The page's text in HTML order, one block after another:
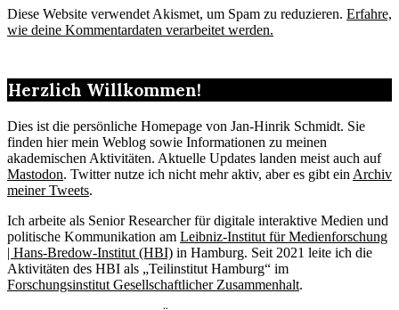
Diese Website verwendet Akismet, um Spam zu reduzieren. Erfahre,
wie deine Kommentardaten verarbeitet werden.
Herzlich Willkommen!
Dies ist die persönliche Homepage von Jan-Hinrik Schmidt. Sie
finden hier mein Weblog sowie Informationen zu meinen
akademischen Aktivitäten. Aktuelle Updates landen meist auch auf
Mastodon. Twitter nutze ich nicht mehr aktiv, aber es gibt ein Archiv
meiner Tweets.
Ich arbeite als Senior Researcher für digitale interaktive Medien und
politische Kommunikation am Leibniz-Institut für Medienforschung
| Hans-Bredow-Institut (HBI) in Hamburg. Seit 2021 leite ich die
Aktivitäten des HBI als „Teilinstitut Hamburg“ im
Forschungsinstitut Gesellschaftlicher Zusammenhalt.